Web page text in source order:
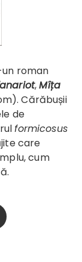
,Mîța
Cărăbușii
de
formicosus
care
cum